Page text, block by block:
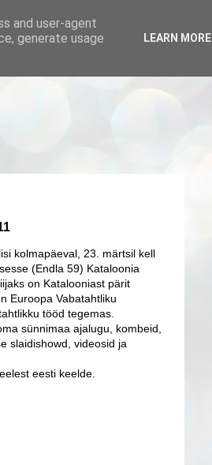
kolmapäeval, 23. märtsil kell
(Endla 59) Kataloonia
on Katalooniast pärit
Euroopa Vabatahtliku
tööd tegemas.
sünnimaa ajalugu, kombeid,
slaidishowd, videosid ja
eesti keelde.
and user-agent
generate usage
LEARN MORE